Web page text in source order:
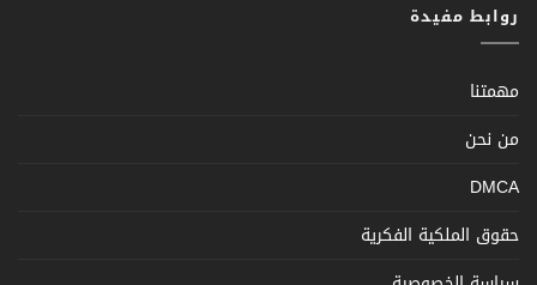
روابط مفيدة
مهمتنا
من نحن
DMCA
حقوق الملكية الفكرية